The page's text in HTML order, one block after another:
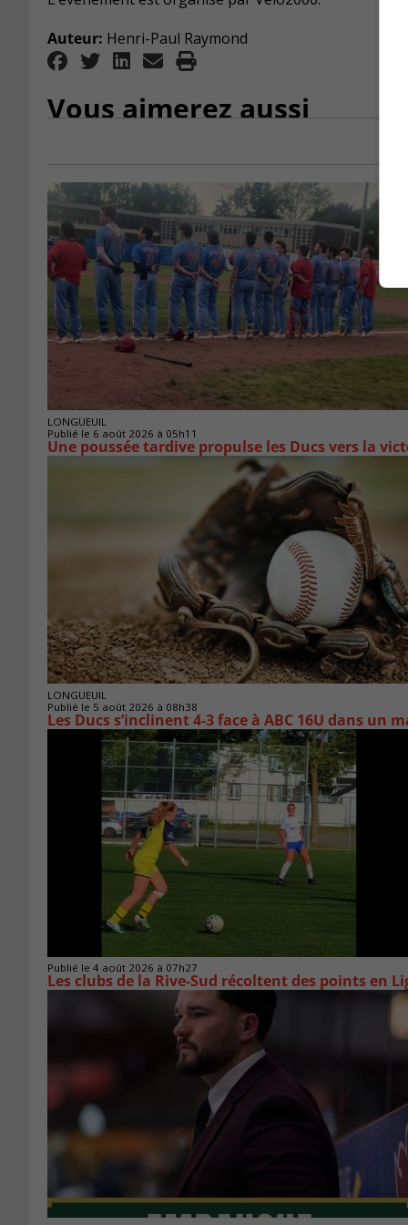
Auteur: Henri-Paul Raymond
Vous aimerez aussi
LONGUEUIL
Publié le 6 août 2026 à 05h11
Une poussée tardive propulse les Ducs vers la
LONGUEUIL
Publié le 5 août 2026 à 08h38
Les Ducs s’inclinent 4‑3 face à ABC 16U dans un
Publié le 4 août 2026 à 07h27
Les clubs de la Rive-Sud récoltent des points en